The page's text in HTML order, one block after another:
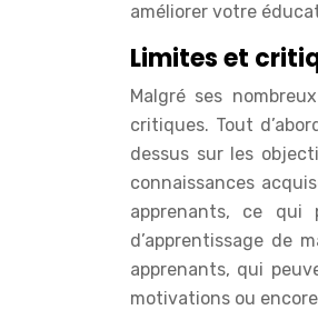
améliorer votre
Limites et
Malgré ses
critiques. Tout
dessus sur les
connaissances
apprenants, ce
d’apprentissage de
apprenants, qui
motivations ou